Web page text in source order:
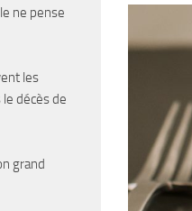
ne pense
les
décès de
grand